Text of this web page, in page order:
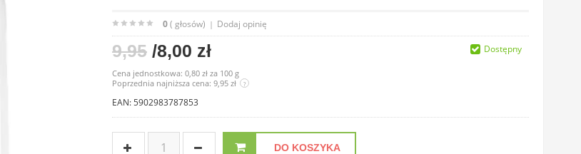
0( głosów) | Dodaj opinię
9,95 /8,00 zł
Cena jednostkowa: 0,80 zł za 100 g
Poprzednia najniższa cena: 9,95 zł
?
EAN: 5902983787853
DO KOSZYKA
Dostępny